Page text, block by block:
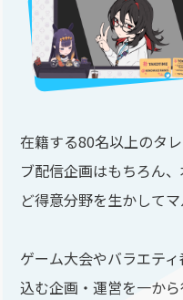
在籍する80名以上のタ
ブ配信企画はもちろん
ど得意分野を生かして
ゲーム大会やバラエテ
込む企画・運営を一か